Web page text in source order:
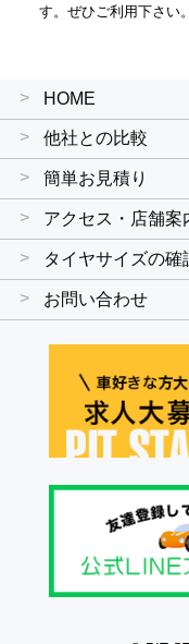
す。ぜひご利用下さい。
HOME
他社との比較
簡単お見積り
アクセス・店舗案
タイヤサイズの確
お問い合わせ